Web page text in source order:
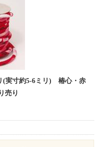
(実寸約5-6ミリ) 椿心・赤
売り